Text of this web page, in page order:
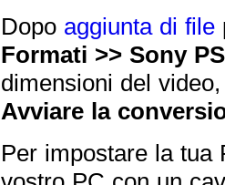
Dopo aggiunta di file
Formati >> Sony
dimensioni del
Avviare la
Per impostare la tua